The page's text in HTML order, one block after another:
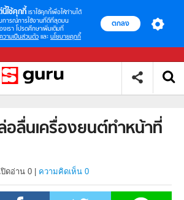
นี้ใช้คุกกี้ เราใช้คุกกี้เพื่อให้ท่านได้
การณ์การใช้งานที่ดีที่สุดบน
งเรา โปรดศึกษาเพิ่มเติมที่
วามเป็นส่วนตัว และ นโยบายคุกกี้
ตกลง
ลื่นเครื่องยนต์ทำหน้าที่
ปิดอ่าน 0 ความคิดเห็น 0